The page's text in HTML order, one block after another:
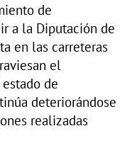
de
a la Diputación de
en las carreteras
el
de
deteriorándose
realizadas